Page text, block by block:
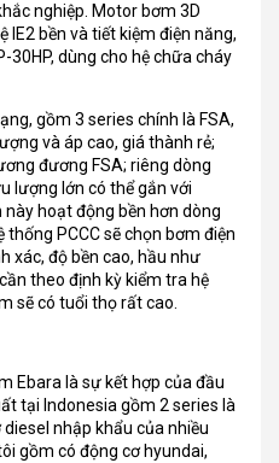
nghiệp. Motor bơm 3D
bền và tiết kiệm điện năng,
30HP, dùng cho hệ chữa cháy
gồm 3 series chính là FSA,
và áp cao, giá thành rẻ;
đương FSA; riêng dòng
lượng lớn có thể gắn với
hoạt động bền hơn dòng
PCCC sẽ chọn bơm điện
xác, độ bền cao, hầu như
theo định kỳ kiểm tra hệ
sẽ có tuổi thọ rất cao.
là sự kết hợp của đầu
tại Indonesia gồm 2 series là
diesel nhập khẩu của nhiều
gồm có động cơ hyundai,